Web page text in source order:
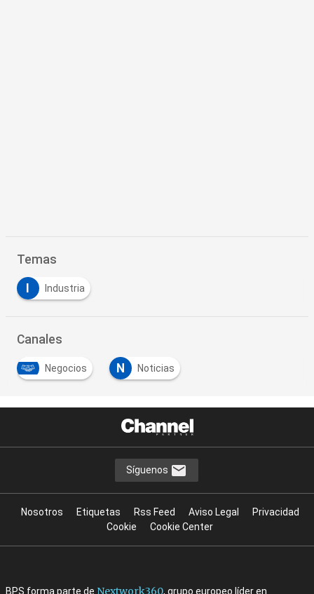
Temas
Industria
Canales
Negocios N Noticias
Síguenos
Nosotros Etiquetas Rss Feed Aviso Legal
Privacidad
Cookie
Cookie Center
BPS forma parte de Nextwork360, grupo europeo líder en